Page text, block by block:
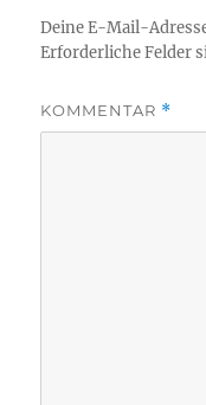
Deine E-Mail-
Erforderliche Felder
KOMMENTAR *